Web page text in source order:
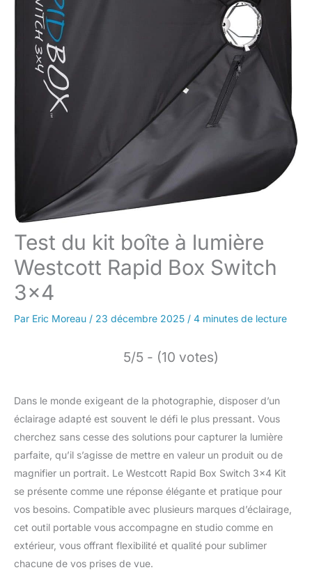
Test du kit boîte à lumière
Westcott Rapid Box Switch
3×4
Par Eric Moreau / 23 décembre 2025 / 4 minutes de lecture
5/5 - (10 votes)
Dans le monde exigeant de la photographie, disposer d’un
éclairage adapté est souvent le défi le plus pressant. Vous
cherchez sans cesse des solutions pour capturer la lumière
parfaite, qu’il s’agisse de mettre en valeur un produit ou de
magnifier un portrait. Le Westcott Rapid Box Switch 3×4 Kit
se présente comme une réponse élégante et pratique pour
vos besoins. Compatible avec plusieurs marques d’éclairage,
cet outil portable vous accompagne en studio comme en
extérieur, vous offrant flexibilité et qualité pour sublimer
chacune de vos prises de vue.